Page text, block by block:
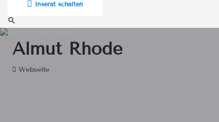
Inserat schalten
Almut Rhode
Webseite